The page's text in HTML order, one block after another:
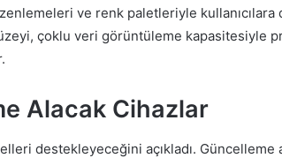
ve renk paletleriyle kullanıcılara
çoklu veri görüntüleme kapasitesiyle
Alacak Cihazlar
destekleyeceğini açıkladı. Güncelleme